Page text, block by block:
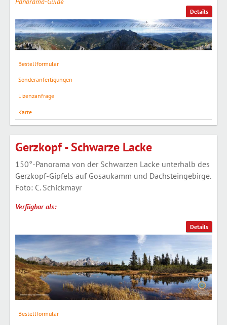
Details
Bestellformular
Sonderanfertigungen
Lizenzanfrage
Karte
Details
Gerzkopf - Schwarze Lacke
150°-Panorama von der Schwarzen Lacke unterhalb des
Gerzkopf-Gipfels auf Gosaukamm und Dachsteingebirge.
Foto: C. Schickmayr
Verfügbar als:
Bestellformular